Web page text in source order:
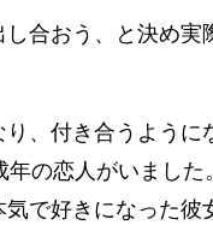
合おう、と決め
、付き合うように
の恋人がいました。
で好きになった